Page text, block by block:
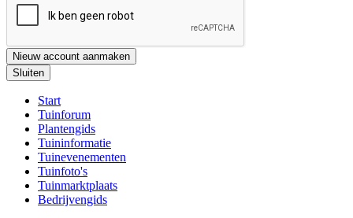
Nieuw account aanmaken
Sluiten
Start
Tuinforum
Plantengids
Tuininformatie
Tuinevenementen
Tuinfoto's
Tuinmarktplaats
Bedrijvengids